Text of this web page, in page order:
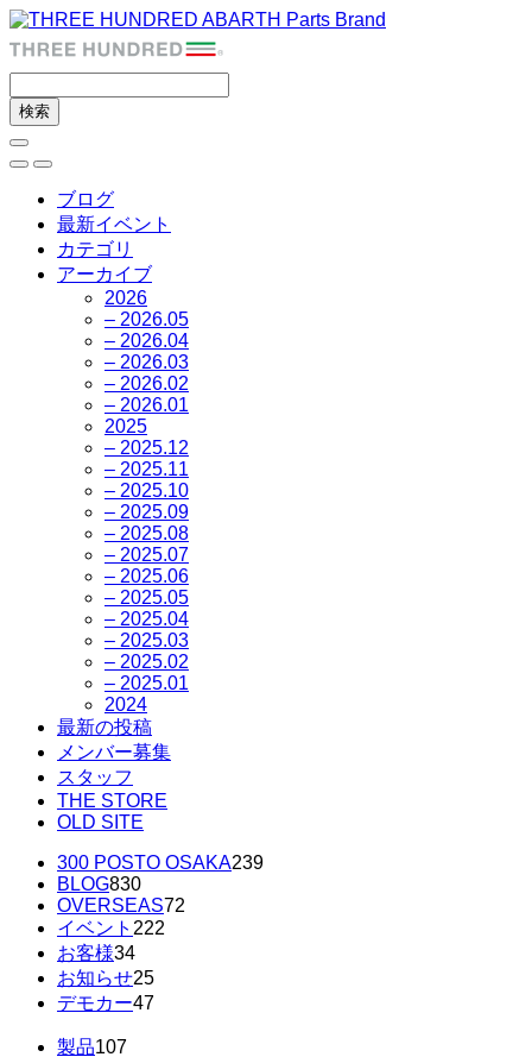
ブログ
最新イベント
カテゴリ
アーカイブ
2026
– 2026.05
– 2026.04
– 2026.03
– 2026.02
– 2026.01
2025
– 2025.12
– 2025.11
– 2025.10
– 2025.09
– 2025.08
– 2025.07
– 2025.06
– 2025.05
– 2025.04
– 2025.03
– 2025.02
– 2025.01
2024
最新の投稿
メンバー募集
スタッフ
THE STORE
OLD SITE
300 POSTO OSAKA239
BLOG830
OVERSEAS72
イベント 222
お客様34
お知らせ25
デモカー47
製品107